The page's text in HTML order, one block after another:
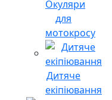
Окуляри
для
мотокросу
Дитяче
екіпіювання